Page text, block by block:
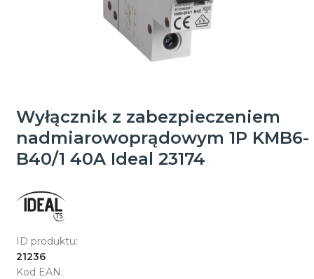
Wyłącznik z zabezpieczeniem
nadmiarowoprądowym 1P KMB6-
B40/1 40A Ideal 23174
ID produktu:
21236
Kod EAN: